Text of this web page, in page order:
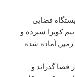
فضایی
کوپرا سپرده و
زمین آماده شده
در فضا گذراند و